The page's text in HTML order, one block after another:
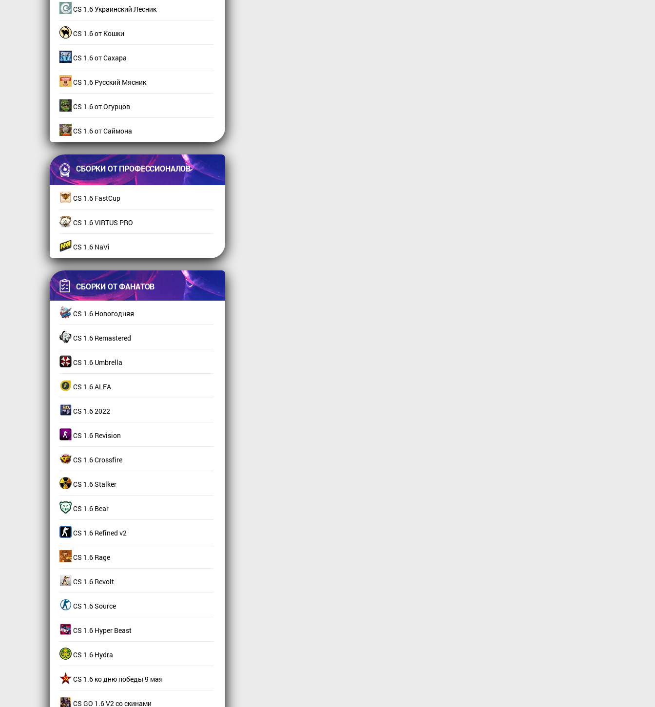
CS 1.6 Украинский Лесник
CS 1.6 от Кошки
CS 1.6 от Сахара
CS 1.6 Русский Мясник
CS 1.6 от Огурцов
CS 1.6 от Саймона
СБОРКИ ОТ ПРОФЕССИОНАЛОВ
CS 1.6 FastCup
CS 1.6 VIRTUS PRO
CS 1.6 NaVi
СБОРКИ ОТ ФАНАТОВ
CS 1.6 Новогодняя
CS 1.6 Remastered
CS 1.6 Umbrella
CS 1.6 ALFA
CS 1.6 2022
CS 1.6 Revision
CS 1.6 Crossfire
CS 1.6 Stalker
CS 1.6 Bear
CS 1.6 Refined v2
CS 1.6 Rage
CS 1.6 Revolt
CS 1.6 Source
CS 1.6 Hyper Beast
CS 1.6 Hydra
CS 1.6 ко дню победы 9 мая
CS GO 1.6 V2 со скинами